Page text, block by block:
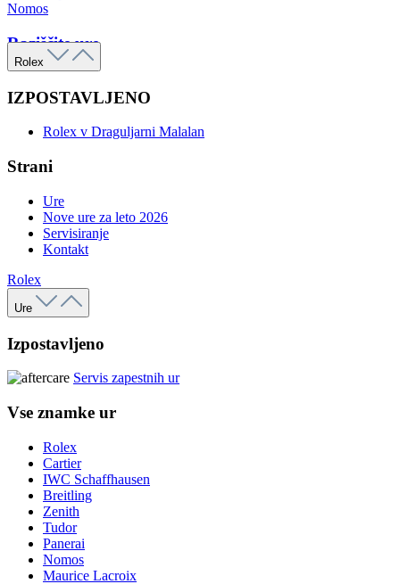
Nomos
Raziščite ure
Rolex
IZPOSTAVLJENO
Rolex v Draguljarni Malalan
Strani
Ure
Nove ure za leto 2026
Servisiranje
Kontakt
Rolex
Ure
Izpostavljeno
Servis zapestnih ur
Vse znamke ur
Rolex
Cartier
IWC Schaffhausen
Breitling
Zenith
Tudor
Panerai
Nomos
Maurice Lacroix